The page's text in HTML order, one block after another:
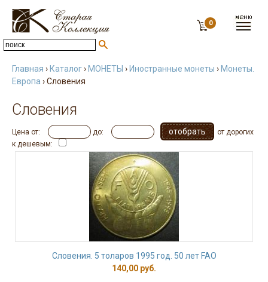
0
Главная › Каталог› МОНЕТЫ › Иностранные монеты › Монеты.
Европа › Словения
Словения
Цена от: до:
от дорогих
к дешевым:
Словения. 5 толаров 1995 год. 50 лет FAO
140,00 руб.